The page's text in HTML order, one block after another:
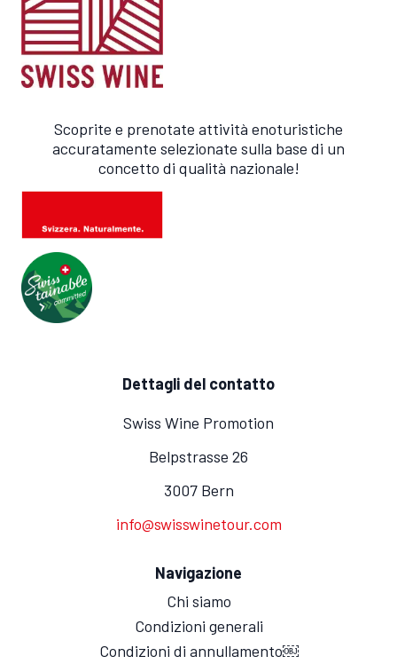
Scoprite e prenotate attività enoturistiche
accuratamente selezionate sulla base di un
concetto di qualità nazionale!
Dettagli del contatto
Swiss Wine Promotion
Belpstrasse 26
3007 Bern
info@swisswinetour.com
Navigazione
Chi siamo
Condizioni generali
Condizioni di annullamento￼